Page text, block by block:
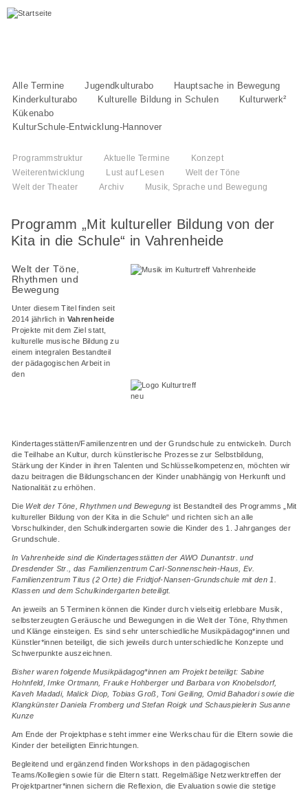
Alle Termine Jugendkulturabo
Hauptsache in Bewegung
Kinderkulturabo
Kulturelle Bildung in Schulen
Kulturwerk²
Kükenabo
KulturSchule-Entwicklung-Hannover
Programmstruktur Aktuelle Termine
Konzept
Weiterentwicklung
Lust auf Lesen
Welt der Töne
Welt der Theater
Archiv Musik, Sprache und Bewegung
Programm „Mit kultureller Bildung von der
Kita in die Schule“ in Vahrenheide
Welt der Töne,
Rhythmen und
Bewegung
Unter diesem Titel finden seit
2014 jährlich in Vahrenheide
Projekte mit dem Ziel statt,
kulturelle musische Bildung zu
einem integralen Bestandteil
der pädagogischen Arbeit in
den
Kindertagesstätten/Familienzentren und der Grundschule zu entwickeln. Durch
die Teilhabe an Kultur, durch künstlerische Prozesse zur Selbstbildung,
Stärkung der Kinder in ihren Talenten und Schlüsselkompetenzen, möchten wir
dazu beitragen die Bildungschancen der Kinder unabhängig von Herkunft und
Nationalität zu erhöhen.
Die Welt der Töne, Rhythmen und Bewegung ist Bestandteil des Programms „Mit
kultureller Bildung von der Kita in die Schule“ und richten sich an alle
Vorschulkinder, den Schulkindergarten sowie die Kinder des 1. Jahrganges der
Grundschule.
In Vahrenheide sind die Kindertagesstätten der AWO Dunantstr. und
Dresdender Str., das Familienzentrum Carl-Sonnenschein-Haus,Ev.
Familienzentrum Titus (2 Orte) die Fridtjof-Nansen-Grundschule mit den 1.
Klassen und dem Schulkindergarten beteiligt.
An jeweils an 5 Terminen können die Kinder durch vielseitig erlebbare Musik,
selbsterzeugten Geräusche und Bewegungen in die Welt der Töne, Rhythmen
und Klänge einsteigen. Es sind sehr unterschiedliche Musikpädagog*innen und
Künstler*innen beteiligt, die sich jeweils durch unterschiedliche Konzepte und
Schwerpunkte auszeichnen.
Bisher waren folgende Musikpädagog*innen am Projekt beteiligt: Sabine
Hohnfeld, Imke Ortmann, Frauke Hohberger und Barbara von Knobelsdorf,
Kaveh Madadi, Malick Diop, Tobias Groß, Toni Geiling, Omid Bahadori sowie die
Klangkünster Daniela Fromberg und Stefan Roigk und Schauspielerin Susanne
Kunze
Am Ende der Projektphase steht immer eine Werkschau für die Eltern sowie die
Kinder der beteiligten Einrichtungen.
Begleitend und ergänzend finden Workshops in den pädagogischen
Teams/Kollegien sowie für die Eltern statt. Regelmäßige Netzwerktreffen der
Projektpartner*innen sichern die Reflexion, die Evaluation sowie die stetige